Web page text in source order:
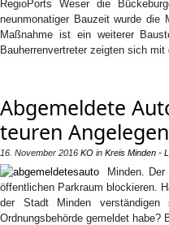
RegioPorts Weser die
neunmonatiger Bauzeit wurde die
Maßnahme ist ein weiterer
Bauherrenvertreter zeigten sich
Abgemeldete
teuren
16. November 2016 KO in Kreis Minden -
Minden.
öffentlichen Parkraum blockieren.
der Stadt Minden
Ordnungsbehörde gemeldet